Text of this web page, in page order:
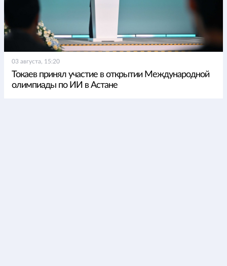
03 августа, 15:20
Токаев принял участие в открытии Международной
олимпиады по ИИ в Астане